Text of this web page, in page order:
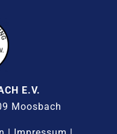
E.V.
Moosbach